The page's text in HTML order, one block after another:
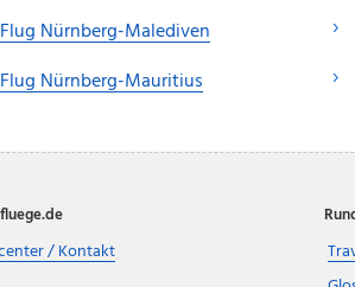
Flug Nürnberg-Malediven
Flug Nürnberg-Mauritius